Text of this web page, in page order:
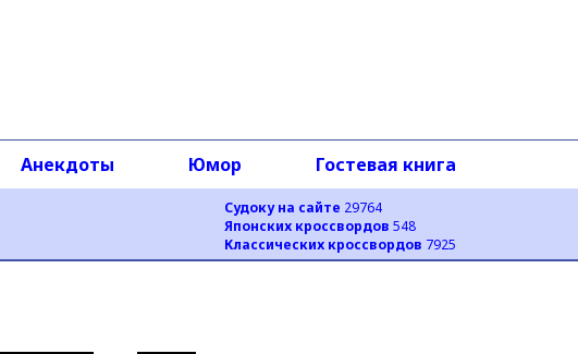
Судоку на сайте 29764
Японских кроссвордов 548
Классических кроссвордов 7925
Анекдоты Юмор Гостевая книга